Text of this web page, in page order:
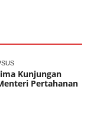
Kunjungan
Pertahanan